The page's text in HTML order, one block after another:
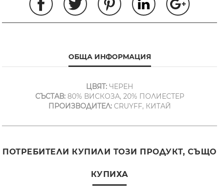
ОБЩА ИНФОРМАЦИЯ
ЦВЯТ:ЧЕРЕН
СЪСТАВ:80% ВИСКОЗА, 20% ПОЛИЕСТЕР
ПРОИЗВОДИТЕЛ:CRUYFF, КИТАЙ
ПОТРЕБИТЕЛИ КУПИЛИ ТОЗИ ПРОДУКТ, СЪЩО
КУПИХА